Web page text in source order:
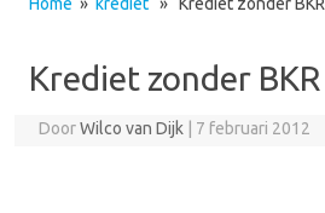
Krediet zonder BKR
DoorWilco van Dijk 7 februari 2012